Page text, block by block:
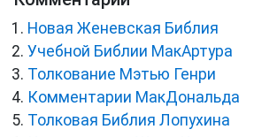
Новая Женевская Библия
Учебной Библии МакАртура
Толкование Мэтью Генри
Комментарии МакДональда
Толковая Библия Лопухина